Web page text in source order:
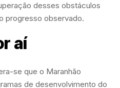
desses obstáculos
progresso observado.
aí
se que o Maranhão
de desenvolvimento do